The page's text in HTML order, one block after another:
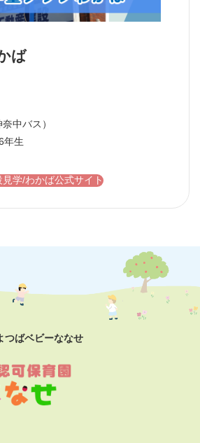
ば
中バス）
年生
見学/わかば公式サイト
ばベビーななせ